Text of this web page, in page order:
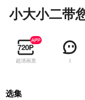
超清画质 1
选集